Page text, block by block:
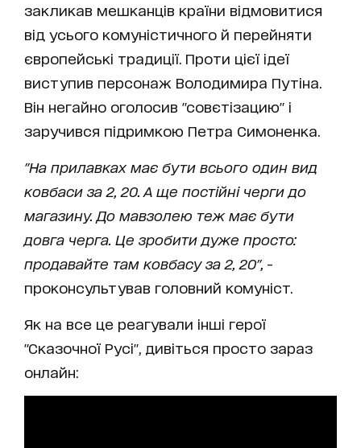
закликав мешканців країни відмовитися
від усього комуністичного й перейняти
європейські традиції. Проти цієї ідеї
виступив персонаж Володимира Путіна.
Він негайно оголосив "совєтізацию" і
заручився підримкою Петра Симоненка.
"На прилавках має бути всього один вид
ковбаси за 2, 20. А ще постійні черги до
магазину. До мавзолею теж має бути
довга черга. Це зробити дуже просто:
продавайте там ковбасу за 2, 20", -
проконсультував головний комуніст.
Як на все це реагували інші герої
"Сказочної Русі", дивіться просто зараз
онлайн: